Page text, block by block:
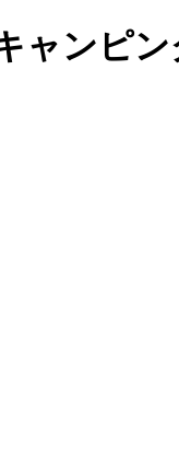
ャンピ